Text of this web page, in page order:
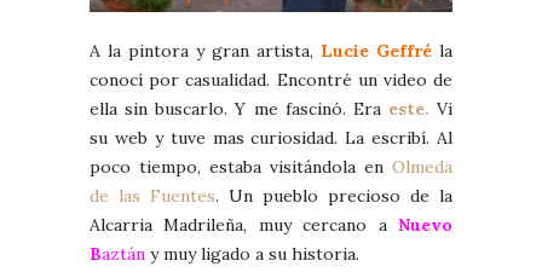
A la pintora y gran artista, Lucie Geffré la
conocí por casualidad. Encontré un video de
ella sin buscarlo. Y me fascinó. Era este. Vi
su web y tuve mas curiosidad. La escribí. Al
poco tiempo, estaba visitándola en Olmeda
de las Fuentes. Un pueblo precioso de la
Alcarria Madrileña, muy cercano a Nuevo
Baztán y muy ligado a su historia.